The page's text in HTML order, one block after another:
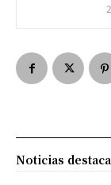
Noticias